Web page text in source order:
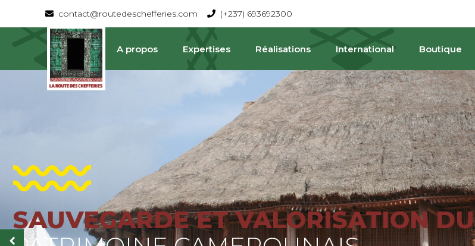
contact@routedeschefferies.com (+237) 693692300
A propos Expertises Réalisations International Boutique
SAUVEGARDE ET VALORISATION DU